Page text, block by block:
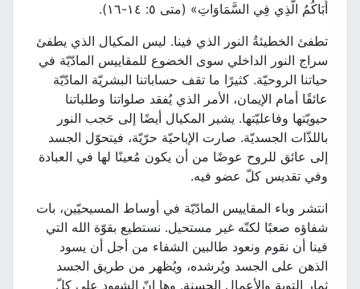
أَبَاكُمُ الَّذِي فِي السَّمَاوَاتِ» (متى ٥: ١٤-١٦).
تطفئ الخطيئةُ النور الذي فينا. ليس المكيال الذي يطفئ
سراج النور الداخلي سوى الخضوع للمقاييس المادّيّة في
حياتنا الروحيّة. كثيرًا ما تقف حساباتنا البشريّة المادّيّة
عائقًا أمام الإيمان، الأمر الذي يُفقد صلواتنا وطلباتنا
حيويّتها وفاعليّتها. يشير المكيال أيضًا إلى حَجب النور
باللذّات الجسديّة. صارت الإباحيّة حرّيّة، فيتحوّل الجسد
إلى عائق للروح عوضًا من أن يكون مُعينًا لها في العبادة
وفي تقديس كلّ عضو فيه.
انتشر وباء المقاييس المادّيّة في أوساط المسيحيّين، بات
شفاؤه صعبًا لكنّه غير مستحيل. نستطيع بقوّة الله التي
فينا أن نقوم ونعود طالبين الشفاء من أجل أن يسود
الذهن على الجسد ويُرشده، ويُظهر من طريق الجسد
ثمار التوبة والأعمال الحسنة. وها إنّ الشهود على كلّ